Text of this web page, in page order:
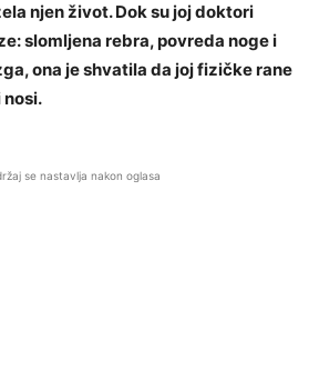
njen život. Dok su joj doktori
slomljena rebra, povreda noge i
ona je shvatila da joj fizičke rane
se nastavlja nakon oglasa